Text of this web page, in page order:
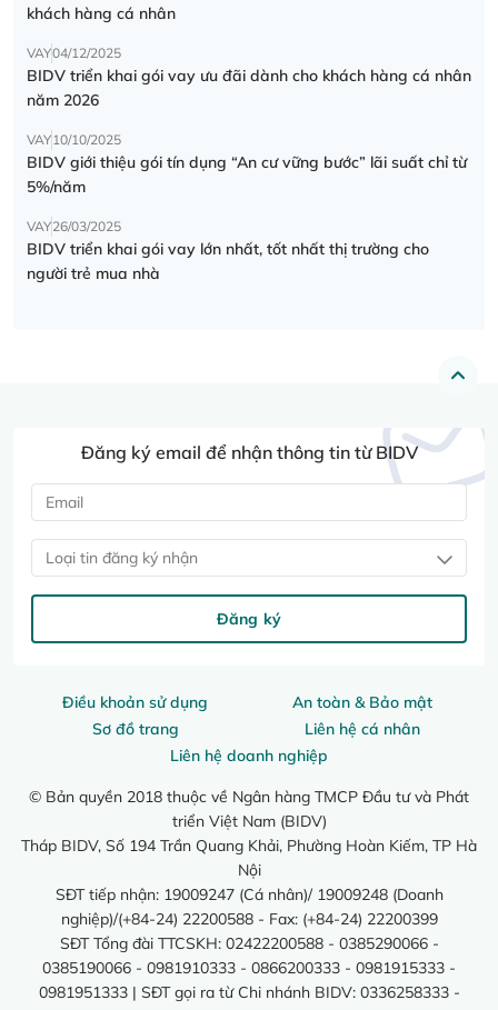
khách hàng cá nhân
VAY04/12/2025
BIDV triển khai gói vay ưu đãi dành cho khách hàng cá nhân
năm 2026
VAY10/10/2025
BIDV giới thiệu gói tín dụng “An cư vững bước” lãi suất chỉ từ
5%/năm
VAY26/03/2025
BIDV triển khai gói vay lớn nhất, tốt nhất thị trường cho
người trẻ mua nhà
Điều khoản sử dụng
An toàn & Bảo mật
Sơ đồ trang
Liên hệ cá nhân
Liên hệ doanh nghiệp
© Bản quyền 2018 thuộc về Ngân hàng TMCP Đầu tư và Phát
triển Việt Nam (BIDV)
Tháp BIDV, Số 194 Trần Quang Khải, Phường Hoàn Kiếm, TP Hà
Nội
SĐT tiếp nhận: 19009247 (Cá nhân)/ 19009248 (Doanh
nghiệp)/(+84-24) 22200588 - Fax: (+84-24) 22200399
SĐT Tổng đài TTCSKH: 02422200588 - 0385290066 -
0385190066 - 0981910333 - 0866200333 - 0981915333 -
0981951333 | SĐT gọi ra từ Chi nhánh BIDV: 0336258333 -
Đăng ký email để nhận thông tin từ BIDV
Loại tin đăng ký nhận
Đăng ký